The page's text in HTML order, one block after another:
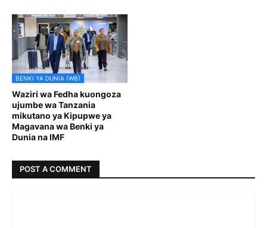
BENKI YA DUNIA (WB)
Waziri wa Fedha kuongoza
ujumbe wa Tanzania
mikutano ya Kipupwe ya
Magavana wa Benki ya
Dunia na IMF
POST A COMMENT